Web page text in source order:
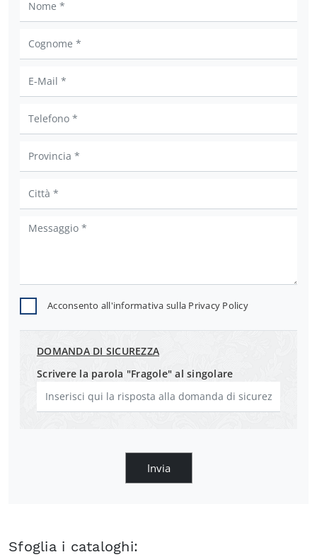
Acconsento all'informativa sulla Privacy Policy
DOMANDA DI SICUREZZA
Scrivere la parola "Fragole" al singolare
Invia
Sfoglia i cataloghi: